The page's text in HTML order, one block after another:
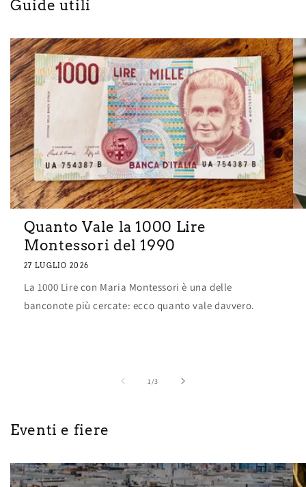
Guide utili
Quanto Vale la 1000 Lire
Montessori del 1990
27 LUGLIO 2026
La 1000 Lire con Maria Montessori è una delle
banconote più cercate: ecco quanto vale davvero.
1/su
3
Eventi e fiere